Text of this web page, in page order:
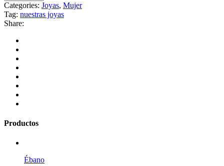
Categories: Joyas, Mujer
Tag: nuestras joyas
Share:
Productos
Ébano